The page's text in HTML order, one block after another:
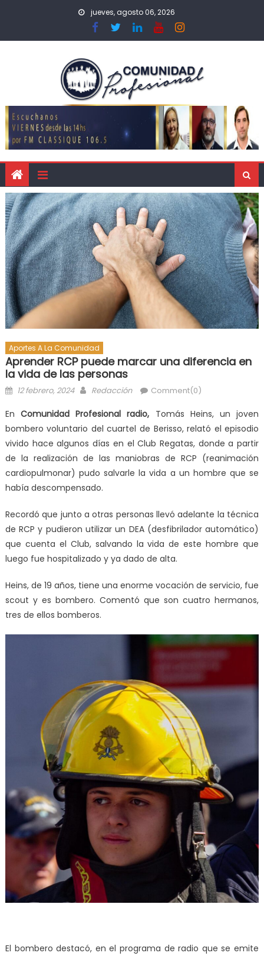
jueves, agosto 06, 2026
Aportes A La Comunidad
Aprender RCP puede marcar una diferencia en
la vida de las personas
12 febrero, 2024 Redacción Comment(0)
EnComunidad Profesional radio, Tomás Heins, un joven
bombero voluntario del cuartel de Berisso, relató el episodio
vivido hace algunos días en el Club Regatas, donde a partir
de la realización de las maniobras de RCP (reanimación
cardiopulmonar) pudo salvarle la vida a un hombre que se
había descompensado.
Recordó que junto a otras personas llevó adelante la técnica
de RCP y pudieron utilizar un DEA (desfibrilador automático)
que cuenta el Club, salvando la vida de este hombre que
luego fue hospitalizado y ya dado de alta.
Heins, de 19 años, tiene una enorme vocación de servicio, fue
scout y es bombero. Comentó que son cuatro hermanos,
tres de ellos bomberos.
El bombero destacó, en el programa de radio que se emite